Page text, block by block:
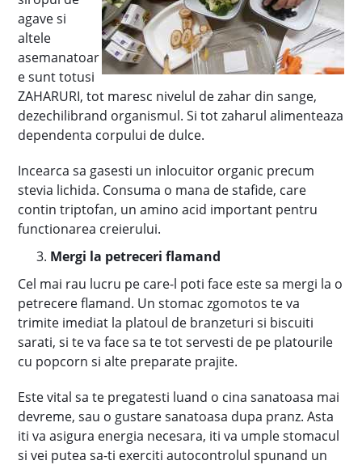
agave si
altele
asemanatoar
e sunt totusi
ZAHARURI, tot maresc nivelul de zahar din sange,
dezechilibrand organismul. Si tot zaharul alimenteaza
dependenta corpului de dulce.
Incearca sa gasesti un inlocuitor organic precum
stevia lichida. Consuma o mana de stafide, care
contin triptofan, un amino acid important pentru
functionarea creierului.
Mergi la petreceri flamand
Cel mai rau lucru pe care-l poti face este sa mergi la o
petrecere flamand. Un stomac zgomotos te va
trimite imediat la platoul de branzeturi si biscuiti
sarati, si te va face sa te tot servesti de pe platourile
cu popcorn si alte preparate prajite.
Este vital sa te pregatesti luand o cina sanatoasa mai
devreme, sau o gustare sanatoasa dupa pranz. Asta
iti va asigura energia necesara, iti va umple stomacul
si vei putea sa-ti exerciti autocontrolul spunand un